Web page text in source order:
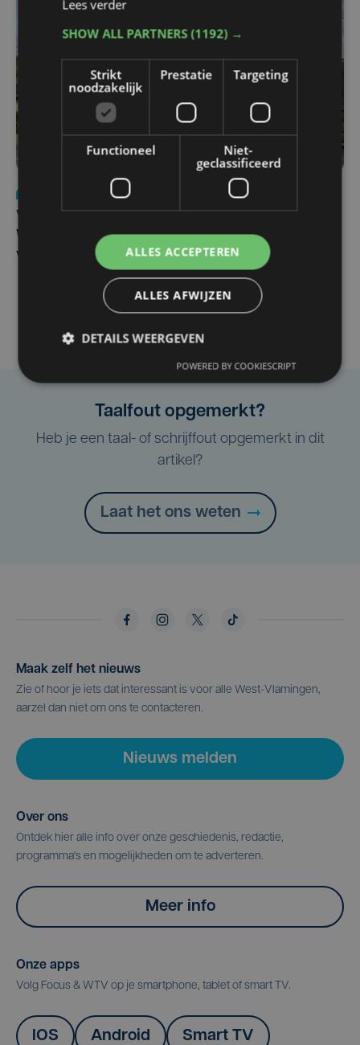
wo 5 augustus | 11:57
Vier Oostendse gynaecologen versterken dienst in AZ
West, dat ook een nieuwe voltijdse gynaecoloog
verwelkomt
Taalfout opgemerkt?
Heb je een taal- of schrijffout opgemerkt in dit
artikel?
Laat het ons weten
Maak zelf het nieuws
Zie of hoor je iets dat interessant is voor alle West-Vlamingen,
aarzel dan niet om ons te contacteren.
Nieuws melden
Over ons
Ontdek hier alle info over onze geschiedenis, redactie,
programma's en mogelijkheden om te adverteren.
Meer info
Onze apps
Volg Focus & WTV op je smartphone, tablet of smart TV.
IOS Android Smart TV
Lees verder
SHOW ALL PARTNERS(1192) →
Strikt
noodzakelijk
Prestatie Targeting
Functioneel
Niet-
geclassificeerd
ALLES ACCEPTEREN
ALLES AFWIJZEN
DETAILS WEERGEVEN
POWERED BY COOKIESCRIPT